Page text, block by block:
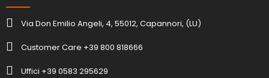
Via Don Emilio Angeli, 4, 55012, Capannori, (LU)
Customer Care +39 800 818666
Uffici +39 0583 295629